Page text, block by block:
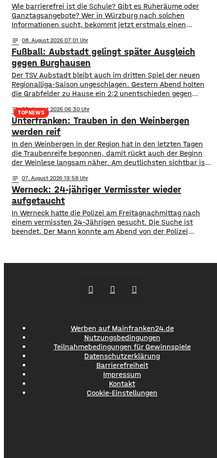
​​Wie barrierefrei ist die Schule? Gibt es Ruheräume oder
Ganztagsangebote? Wer in Würzburg nach solchen
Informationen sucht, bekommt jetzt erstmals einen
im Open-Data-Portal neue digitale
Schulporträts veröffentlicht. Dort werden alle 35 Schulen
in städtischer Trägerschaft mit einer Vielzahl von Daten
vorgestellt und miteinander vergleichbar gemacht. ​So
können beispielsweise Schülerzahlen, die Anzahl der
notes 08. August 2026 07:01
Fußball: Aubstadt gelingt später Ausgleich
gegen Burghausen
Der TSV Aubstadt bleibt auch im dritten Spiel der neuen
Regionalliga-Saison ungeschlagen. Gestern Abend holten
die Grabfelder zu Hause ein 2:2 unentschieden gegen
späten Ausgleichstraffer. Max Grimm erzielte den per Kopf
in der dritten Minute der Nachspielzeit. Er war es auch, der
Aubstadt in der ersten Halbzeit zur
TOPNEWS
notes 08. August 2026 06:30
Unterfranken: Trauben in den Weinbergen
werden reif
In den Weinbergen in der Region hat in den letzten Tagen
die Traubenreife begonnen, damit rückt auch der Beginn
der Weinlese langsam näher. Am deutlichsten sichtbar ist
die Beeren wie auch bei den Weißweinsorten noch grün.
Jetzt aber färben sich die Trauben optisch sichtbar rot. Im
notes 07. August 2026 19:58
Werneck: 24-jähriger Vermisster wieder
aufgetaucht
In Werneck hatte die Polizei am Freitagnachmittag nach
einem vermissten 24-Jährigen gesucht. Die Suche ist
beendet. Der Mann konnte am Abend von der Polizei
Werben auf Mainfranken24.de
Nutzungsbedingungen
Teilnahmebedingungen für Gewinnspiele
Datenschutzerklärung
Barrierefreiheit
Impressum
Kontakt
Cookie-Einstellungen